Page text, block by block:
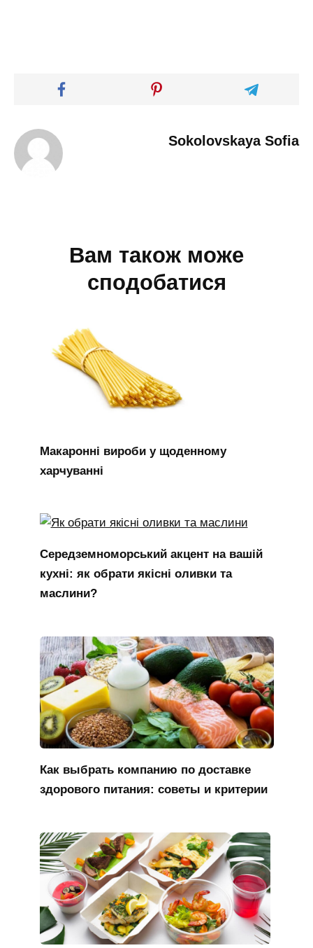
Sokolovskaya Sofia
Вам також може
сподобатися
Макаронні вироби у щоденному
харчуванні
Середземноморський акцент на вашій
кухні: як обрати якісні оливки та
маслини?
Как выбрать компанию по доставке
здорового питания: советы и критерии